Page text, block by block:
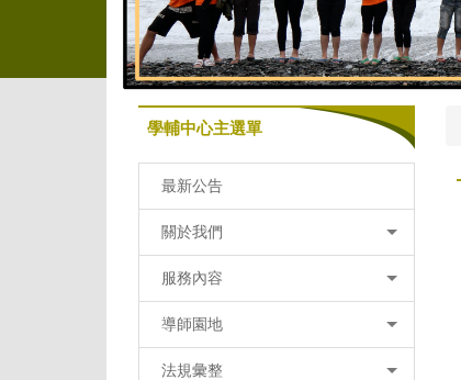
學輔中心主選單
最新公告
關於我們
服務內容
導師園地
法規彙整